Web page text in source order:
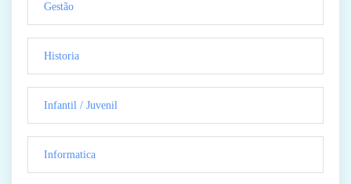
Gestão
Historia
Infantil / Juvenil
Informatica